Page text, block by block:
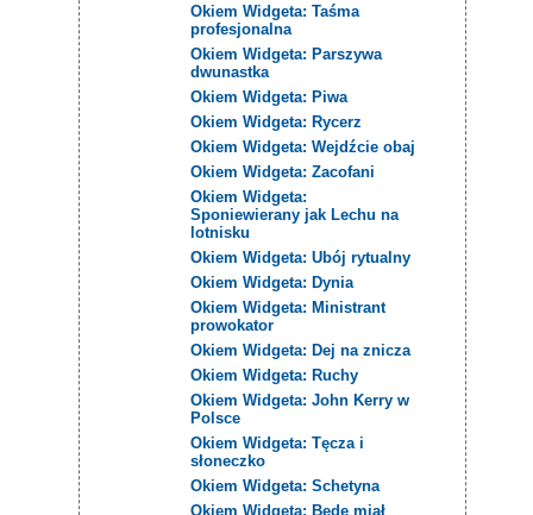
Okiem Widgeta: Taśma
profesjonalna
Okiem Widgeta: Parszywa
dwunastka
Okiem Widgeta: Piwa
Okiem Widgeta: Rycerz
Okiem Widgeta: Wejdźcie obaj
Okiem Widgeta: Zacofani
Okiem Widgeta:
Sponiewierany jak Lechu na
lotnisku
Okiem Widgeta: Ubój rytualny
Okiem Widgeta: Dynia
Okiem Widgeta: Ministrant
prowokator
Okiem Widgeta: Dej na znicza
Okiem Widgeta: Ruchy
Okiem Widgeta: John Kerry w
Polsce
Okiem Widgeta: Tęcza i
słoneczko
Okiem Widgeta: Schetyna
Okiem Widgeta: Będę miał